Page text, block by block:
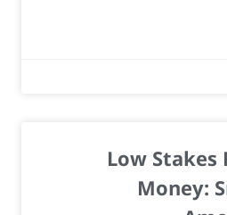
Low Stakes
Money: